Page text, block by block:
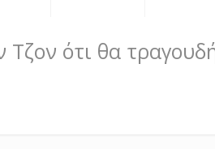
Τζον ότι θα